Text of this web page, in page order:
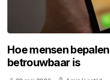
Hoe mensen
betrouwbaar is